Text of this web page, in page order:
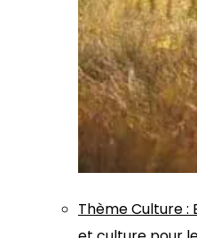
ThèmeCulture: